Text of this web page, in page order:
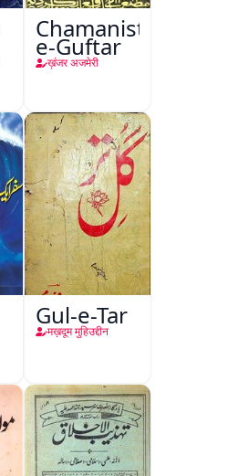
Chamanistan-
e-Guftar
ख़ंजर अजमेरी
Gul-e-Tar
मख़दूम मुहिउद्दीन